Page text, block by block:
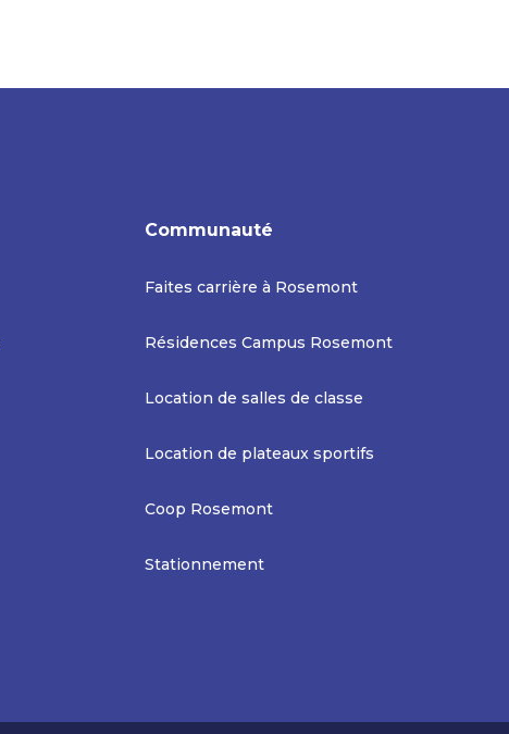
Communauté
Faites carrière à Rosemont
Résidences Campus Rosemont
Location de salles de classe
Location de plateaux sportifs
Coop Rosemont
Stationnement